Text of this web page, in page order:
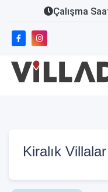
Çalışma
Kiralık Villalar